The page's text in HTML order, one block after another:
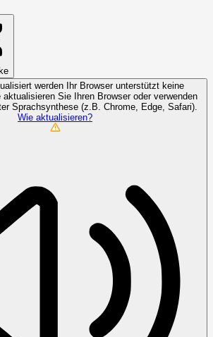
werden Ihr Browser unterstützt keine
Sie Ihren Browser oder verwenden
Sprachsynthese (z.B. Chrome, Edge, Safari).
Wie aktualisieren?